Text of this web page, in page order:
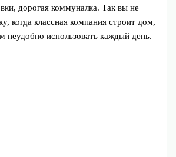
дорогая коммуналка. Так вы не
когда классная компания строит дом,
неудобно использовать каждый день.